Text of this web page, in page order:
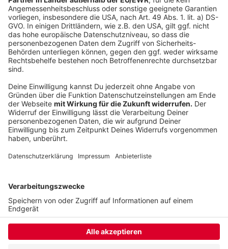
Immerhin ist sie in NRW insgesamt zweitstärkste
Kraft geblieben. Doch mit 24 Prozent hat sie das
schlechteste Kommunalwahl-Ergebnis in NRW
eingefahren. Kleiner Achtungserfolg: In Köln ist es
dem SPD-Spitzenkandidaten Kossiski gelungen, die
Amtsinhaberin Reker (parteilos aber von CDU und
Autor: José Narciandi
Anzeige
Anzeige